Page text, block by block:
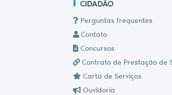
CIDADÃO
Perguntas frequentes
Contato
Concursos
Contrato de Prestação de
Carta de Serviços
Ouvidoria